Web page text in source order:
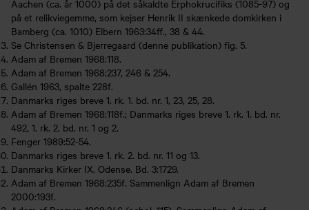
Aachen (ca. år 1000) på det såkaldte Erphokrucifiks (1085-97) og
på et relikviegemme, som kejser Henrik II skænkede domkirken i
Bamberg (ca. 1010) Elbern 1963:34ff., 38 & 44.
Se Christensen & Bjerregaard (denne publikation) fig. 5.
Adam af Bremen 1968:118.
Adam af Bremen 1968:237, 246 & 254.
Gallén 1963, spalte 228f.
Danmarks riges breve 1. rk. 1. bd. nr. 1, 23, 25, 28.
Adam af Bremen 1968:118f.; Danmarks riges breve 1. rk. 1. bd. nr.
492, 1. rk. 2. bd. nr. 1 og 2.
Fenger 1989:52-54.
Danmarks riges breve 1. rk. 2. bd. nr. 11 og 13.
Danmarks Kirker IX. Odense. Bd. 3:1729.
Adam af Bremen 1968:235f. Sammenlign Adam af Bremen
2000:193f.